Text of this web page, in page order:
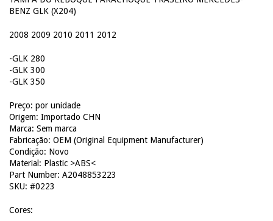
BENZ GLK (X204)
2008 2009 2010 2011 2012
-GLK 280
-GLK 300
-GLK 350
Preço: por unidade
Origem: Importado CHN
Marca: Sem marca
Fabricação: OEM (Original Equipment Manufacturer)
Condição: Novo
Material: Plastic >ABS<
Part Number: A2048853223
SKU: #0223
Cores: